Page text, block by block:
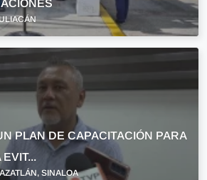
PLAN DE CAPACITACIÓN PARA
SINALOA